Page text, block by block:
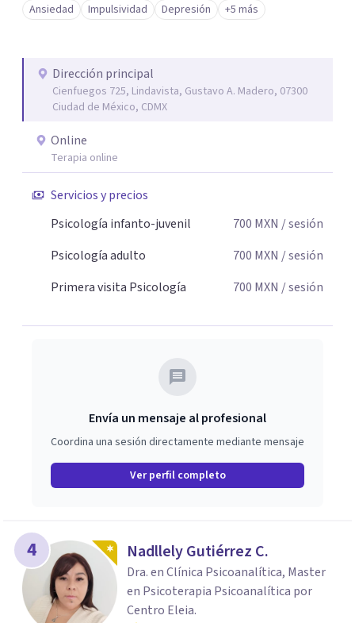
Ansiedad Impulsividad Depresión +5 más
Dirección principal
Cienfuegos 725, Lindavista, Gustavo A. Madero, 07300
Ciudad de México, CDMX
Online
Terapia online
Servicios y precios
Psicología infanto-juvenil
700 MXN / sesión
Psicología adulto
700 MXN / sesión
Primera visita Psicología
700 MXN / sesión
Envía un mensaje al profesional
Coordina una sesión directamente mediante mensaje
Ver perfil completo
4 Nadllely Gutiérrez C.
Dra. en Clínica Psicoanalítica, Master
en Psicoterapia Psicoanalítica por
Centro Eleia.